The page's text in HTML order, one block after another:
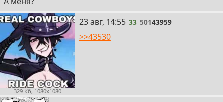
329 Кб, 1080x1080
33
23 авг, 14:55 33 50143959
>>43530